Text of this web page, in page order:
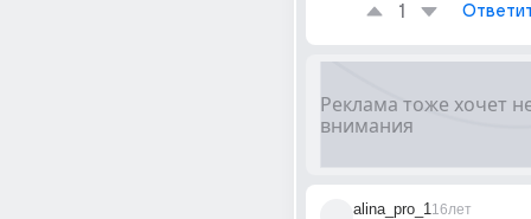
1
alina_pro_116лет